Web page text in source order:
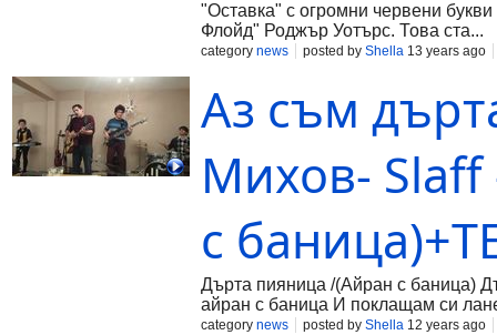
"Оставка" с огромни червени
Флойд" Роджър Уотърс. Това ста...
category news posted by Shella 13 years ago
Аз съм
Михов-
с
Дърта пияница /(Айран с баница)
айран с баница И поклащам си
граница И в балкана с раница. Без
category news posted by Shella 12 years ago